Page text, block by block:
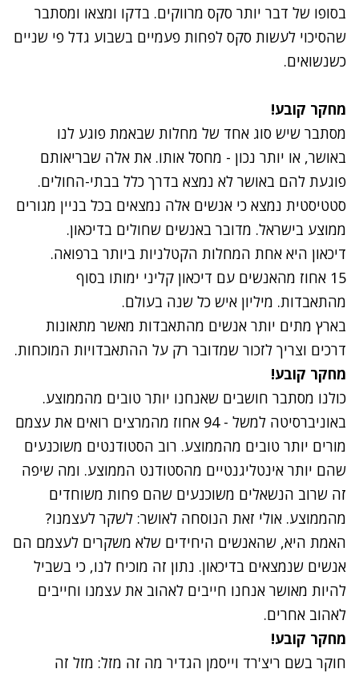
בסופו של דבר יותר סקס מרווקים. בדקו ומצאו ומסתבר
שהסיכוי לעשות סקס לפחות פעמיים בשבוע גדל פי שניים
כשנשואים.
מחקר קובע!
מסתבר שיש סוג אחד של מחלות שבאמת פוגע לנו
באושר, או יותר נכון - מחסל אותו. את אלה שבריאותם
פוגעת להם באושר לא נמצא בדרך כלל בבתי-החולים.
סטטיסטית נמצא כי אנשים אלה נמצאים בכל בניין מגורים
ממוצע בישראל. מדובר באנשים שחולים בדיכאון.
דיכאון היא אחת המחלות הקטלניות ביותר ברפואה.
15 אחוז מהאנשים עם דיכאון קליני ימותו בסוף
מהתאבדות. מיליון איש כל שנה בעולם.
בארץ מתים יותר אנשים מהתאבדות מאשר מתאונות
דרכים וצריך לזכור שמדובר רק על ההתאבדויות המוכחות.
מחקר קובע!
כולנו מסתבר חושבים שאנחנו יותר טובים מהממוצע.
באוניברסיטה למשל - 94 אחוז מהמרצים רואים את עצמם
מורים יותר טובים מהממוצע. רוב הסטודנטים משוכנעים
שהם יותר אינטליגנטיים מהסטודנט הממוצע. ומה שיפה
זה שרוב הנשאלים משוכנעים שהם פחות משוחדים
מהממוצע. אולי זאת הנוסחה לאושר: לשקר לעצמנו?
האמת היא, שהאנשים היחידים שלא משקרים לעצמם הם
אנשים שנמצאים בדיכאון. נתון זה מוכיח לנו, כי בשביל
להיות מאושר אנחנו חייבים לאהוב את עצמנו וחייבים
לאהוב אחרים.
מחקר קובע!
חוקר בשם ריצ'רד וייסמן הגדיר מה זה מזל: מזל זה